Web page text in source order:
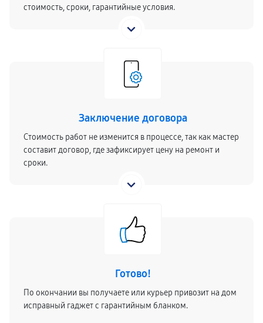
стоимость, сроки, гарантийные условия.
Заключение договора
Стоимость работ не изменится в процессе, так как мастер
составит договор, где зафиксирует цену на ремонт и
сроки.
Готово!
По окончании вы получаете или курьер привозит на дом
исправный гаджет с гарантийным бланком.